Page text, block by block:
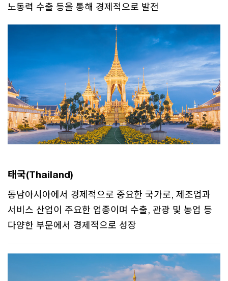
노동력 수출 등을 통해 경제적으로 발전
태국(Thailand)
동남아시아에서 경제적으로 중요한 국가로, 제조업과
서비스 산업이 주요한 업종이며 수출, 관광 및 농업 등
다양한 부문에서 경제적으로 성장